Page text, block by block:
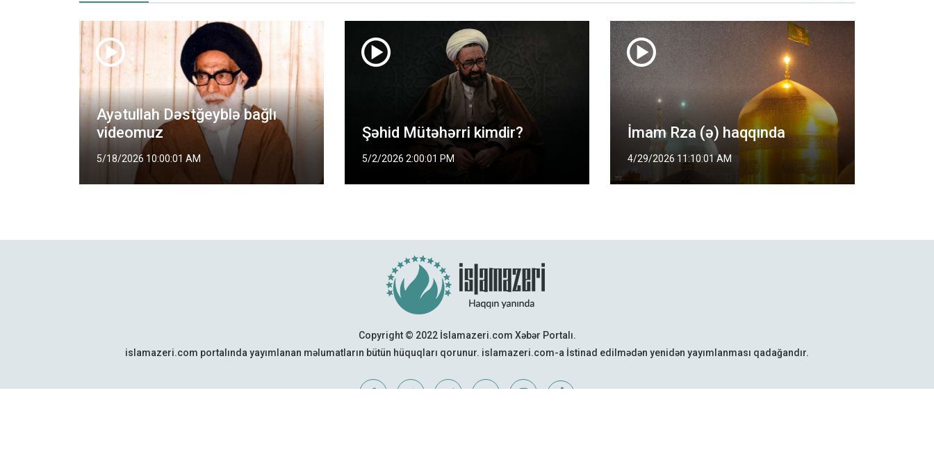
Ayətullah Dəstğeyblə bağlı
videomuz
5/18/2026 10:00:01 AM
Şəhid Mütəhərri kimdir?
5/2/2026 2:00:01 PM
İmam Rza (ə) haqqında
4/29/2026 11:10:01 AM
Copyright © 2022 İslamazeri.com Xəbər Portalı.
islamazeri.com portalında yayımlanan məlumatların bütün hüquqları qorunur. islamazeri.com-a İstinad edilmədən yenidən yayımlanması qadağandır.